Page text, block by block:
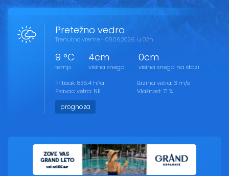
Pretežno vedro
Trenutno vreme - 08.06.2026. u 02h
9 °C
temp.
4cm
visina snega
0cm
visina snega na stazi
Pritisak: 835.4 hPa
Pravac vetra: NE
Brzina vetra: 3 m/s
Vlažnost: 71 %
prognoza